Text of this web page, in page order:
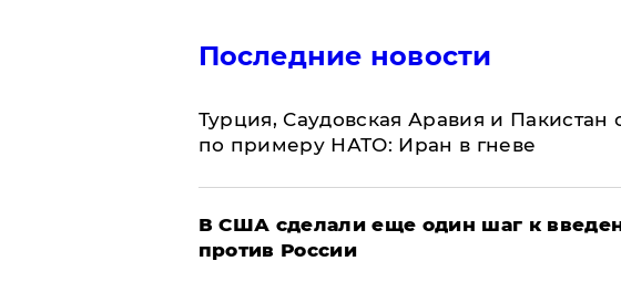
Последние новости
Турция, Саудовская Аравия и
по примеру НАТО: Иран в гневе
В США сделали еще один шаг к
против России